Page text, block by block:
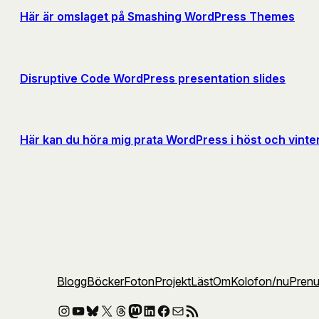
Här är omslaget på Smashing WordPress Themes
Disruptive Code WordPress presentation slides
Här kan du höra mig prata WordPress i höst och
BloggBöckerFotonProjektLästOmKolofon/nu
Instagram
YouTube
Bluesky
X Threads
Mastodon
LinkedIn
Facebook
E-postRSS-flöde